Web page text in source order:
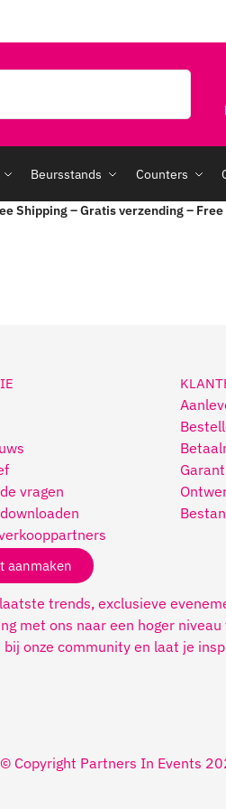
Beursstands Counters
Shipping – Gratis verzending –
vragen
aanmaken
trends, exclusieve
met ons naar een hoger niveau
bij onze community en laat je
© Copyright Partners In Events